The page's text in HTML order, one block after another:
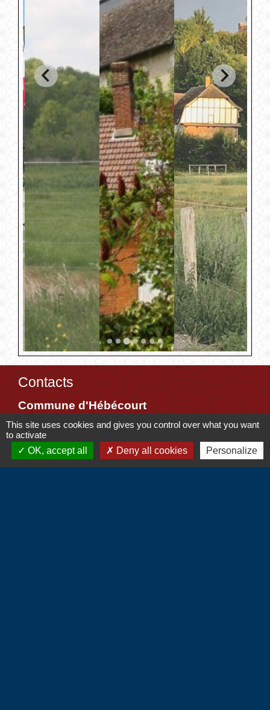
Contacts
Commune d'Hébécourt
4 chemin de la Mairie
27150 Hébécourt - FRANCE
+33 2 32 55 53 09
This site uses cookies and gives you control over what you want
to activate
OK, accept all
Deny all cookies Personalize